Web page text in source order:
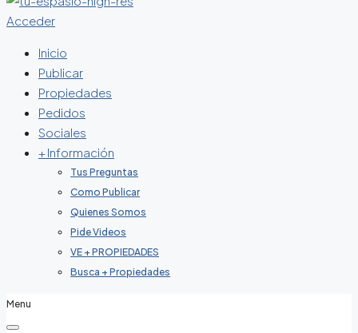
Acceder
Inicio
Publicar
Propiedades
Pedidos
Sociales
+ Información
Tus Preguntas
Como Publicar
Quienes Somos
Pide Videos
VE + PROPIEDADES
Busca + Propiedades
Menu